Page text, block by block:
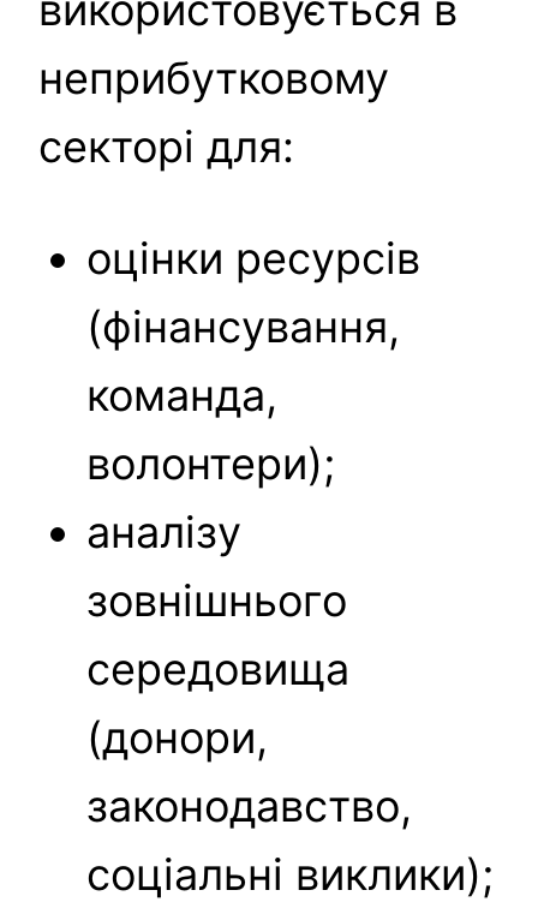
неприбутковому
секторі для:
оцінки ресурсів
(фінансування,
команда,
волонтери);
аналізу
зовнішнього
середовища
(донори,
законодавство,
соціальні виклики);